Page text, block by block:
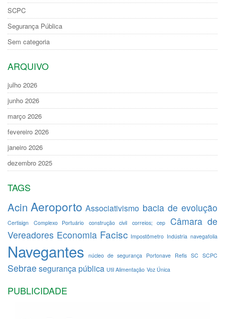
SCPC
Segurança Pública
Sem categoria
ARQUIVO
julho 2026
junho 2026
março 2026
fevereiro 2026
janeiro 2026
dezembro 2025
TAGS
Acin Aeroporto Associativismo bacia de evolução
Certisign Complexo Portuário construção civil correios; cep
Câmara de
Vereadores Economia Facisc Impostômetro Indústria navegafolia
Navegantes núcleo de segurança Portonave Refis SC SCPC
Sebrae segurança pública Util Alimentação Voz Única
PUBLICIDADE